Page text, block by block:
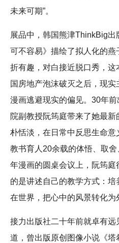
未来可期”。
展品中，韩国熊津ThinkBig
可不容易》描绘了拟人化的
折有趣，对白接近脱口秀，
国房地产泡沫破灭之后，现
漫画逃避现实的偏见。30年
院副教授阮筠庭带来了她最
朴恬淡，在日常中反思生命
教书育人20余载的体悟、取
年漫画的圆桌会议上，阮筠
的是讲述自己的教学方式：
在世界，把心中的风景转化为
接力出版社二十年前就卓有
道，曾出版原创图像小说《